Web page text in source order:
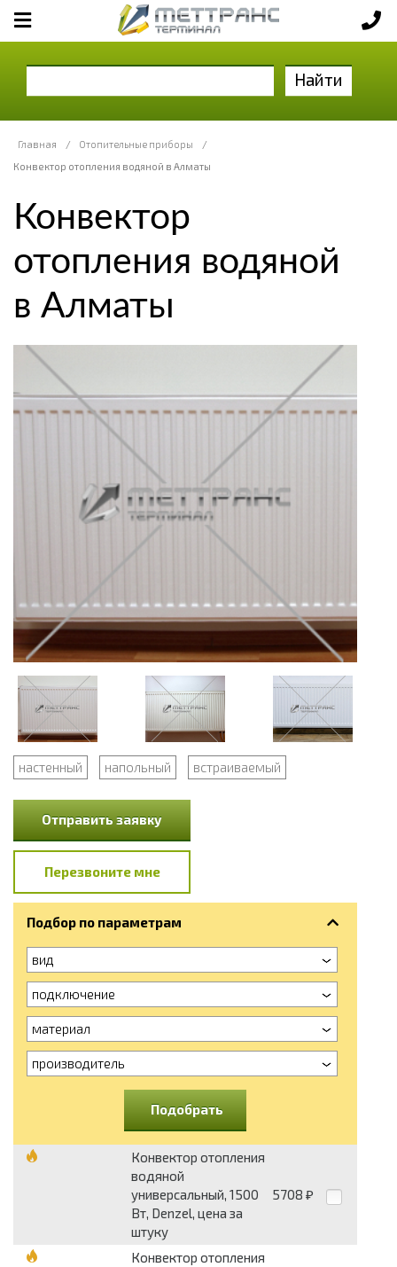
Найти
Главная / Отопительные приборы
/
Конвектор отопления водяной в Алматы
Конвектор
отопления водяной
в Алматы
настенный напольный встраиваемый
Отправить заявку
Перезвоните мне
Подбор по параметрам
вид
подключение
материал
производитель
Подобрать
Конвектор отопления
водяной
универсальный, 1500
Вт, Denzel, цена за
штуку
5708 ₽
Конвектор отопления